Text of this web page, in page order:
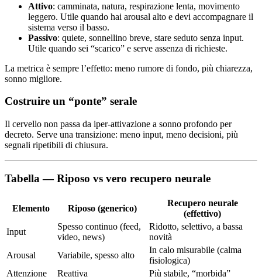
Attivo: camminata, natura, respirazione lenta, movimento
leggero. Utile quando hai arousal alto e devi accompagnare il
sistema verso il basso.
Passivo: quiete, sonnellino breve, stare seduto senza input.
Utile quando sei “scarico” e serve assenza di richieste.
La metrica è sempre l’effetto: meno rumore di fondo, più chiarezza,
sonno migliore.
Costruire un “ponte” serale
Il cervello non passa da iper-attivazione a sonno profondo per
decreto. Serve una transizione: meno input, meno decisioni, più
segnali ripetibili di chiusura.
Tabella — Riposo vs vero recupero neurale
Elemento Riposo (generico)
Recupero neurale
(effettivo)
Input
Spesso continuo (feed,
video, news)
Ridotto, selettivo, a bassa
novità
Arousal
Variabile, spesso alto
In calo misurabile (calma
fisiologica)
Attenzione
Reattiva
Più stabile, “morbida”